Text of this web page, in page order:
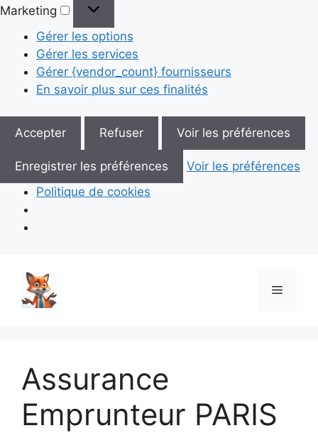
Marketing
Gérer les options
Gérer les services
Gérer {vendor_count} fournisseurs
En savoir plus sur ces finalités
Accepter Refuser Voir les préférences
Enregistrer les préférences
Voir les préférences
Politique de cookies
contenu
Menu
Assurance
Emprunteur PARIS